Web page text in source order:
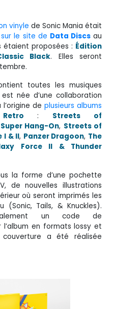
vinyle de Sonic Mania était
sur le site de Data Discsau
étaient proposées : Édition
Black. Elles seront
toutes les musiques
née d’une collaboration
l’origine deplusieurs albums
: Streets of
Super Hang-On, Streets of
I & II, Panzer Dragoon, The
Force II & Thunder
la forme d’une pochette
de nouvelles illustrations
où seront imprimés les
(Sonic, Tails, & Knuckles).
un code de
en formats lossy et
couverture a été réalisée